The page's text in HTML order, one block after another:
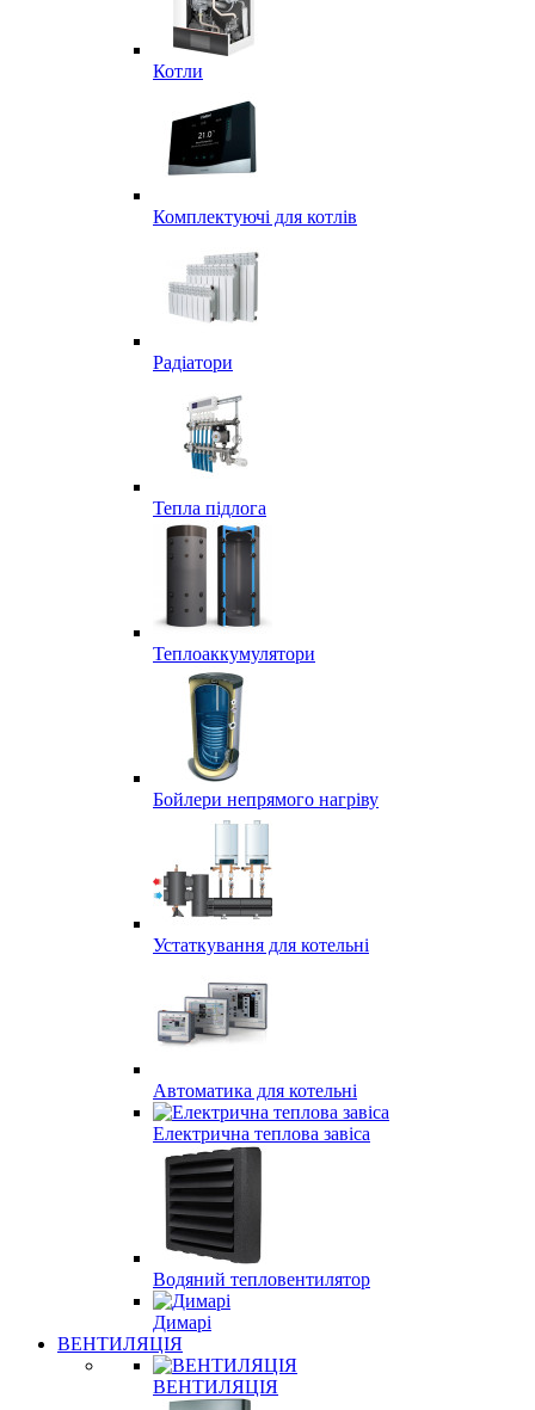
Котли
Комплектуючі для котлів
Радіатори
Тепла підлога
Теплоаккумулятори
Бойлери непрямого нагріву
Устаткування для котельні
Автоматика для котельні
Електрична теплова завіса
Водяний тепловентилятор
Димарі
ВЕНТИЛЯЦІЯ
ВЕНТИЛЯЦІЯ